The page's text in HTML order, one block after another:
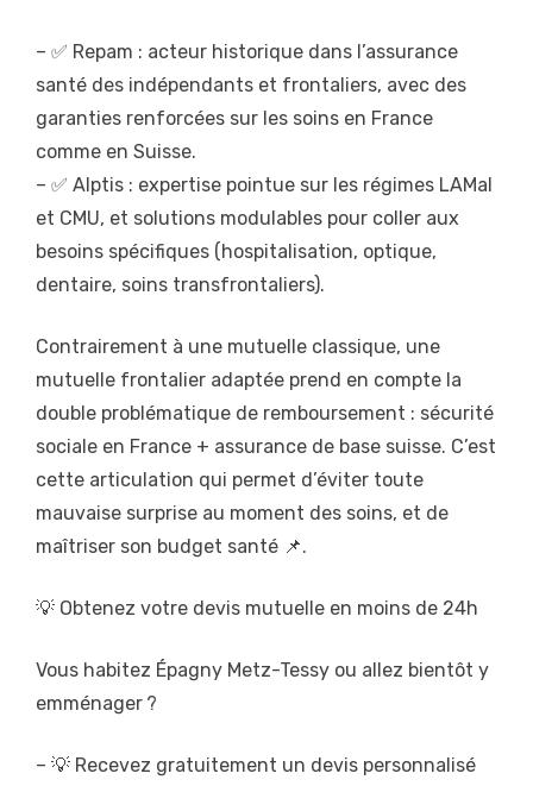
– ✅ Repam : acteur historique dans l’assurance
santé des indépendants et frontaliers, avec des
garanties renforcées sur les soins en France
comme en Suisse.
– ✅ Alptis : expertise pointue sur les régimes LAMal
et CMU, et solutions modulables pour coller aux
besoins spécifiques (hospitalisation, optique,
dentaire, soins transfrontaliers).
Contrairement à une mutuelle classique, une
mutuelle frontalier adaptée prend en compte la
double problématique de remboursement : sécurité
sociale en France + assurance de base suisse. C’est
cette articulation qui permet d’éviter toute
mauvaise surprise au moment des soins, et de
maîtriser son budget santé 📌.
💡 Obtenez votre devis mutuelle en moins de 24h
Vous habitez Épagny Metz-Tessy ou allez bientôt y
emménager ?
– 💡 Recevez gratuitement un devis personnalisé